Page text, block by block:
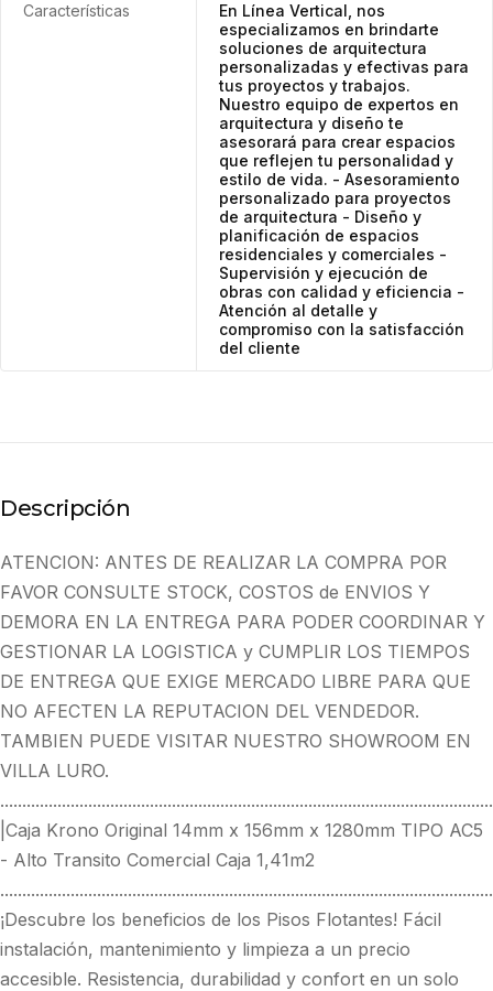
Características
En Línea Vertical, nos
especializamos en brindarte
soluciones de arquitectura
personalizadas y efectivas para
tus proyectos y trabajos.
Nuestro equipo de expertos en
arquitectura y diseño te
asesorará para crear espacios
que reflejen tu personalidad y
estilo de vida. - Asesoramiento
personalizado para proyectos
de arquitectura - Diseño y
planificación de espacios
residenciales y comerciales -
Supervisión y ejecución de
obras con calidad y eficiencia -
Atención al detalle y
compromiso con la satisfacción
del cliente
Descripción
ATENCION: ANTES DE REALIZAR LA COMPRA POR
FAVOR CONSULTE STOCK, COSTOS de ENVIOS Y
DEMORA EN LA ENTREGA PARA PODER COORDINAR Y
GESTIONAR LA LOGISTICA y CUMPLIR LOS TIEMPOS
DE ENTREGA QUE EXIGE MERCADO LIBRE PARA QUE
NO AFECTEN LA REPUTACION DEL VENDEDOR.
TAMBIEN PUEDE VISITAR NUESTRO SHOWROOM EN
VILLA LURO.
|Caja Krono Original 14mm x 156mm x 1280mm TIPO AC5
- Alto Transito Comercial Caja 1,41m2
¡Descubre los beneficios de los Pisos Flotantes! Fácil
instalación, mantenimiento y limpieza a un precio
accesible. Resistencia, durabilidad y confort en un solo